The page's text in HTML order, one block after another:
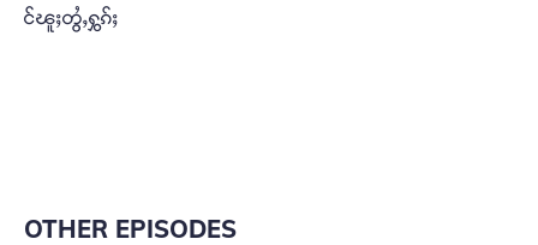
င်ၽူႈတွႆႇႁွၵ်ႈ
OTHER EPISODES